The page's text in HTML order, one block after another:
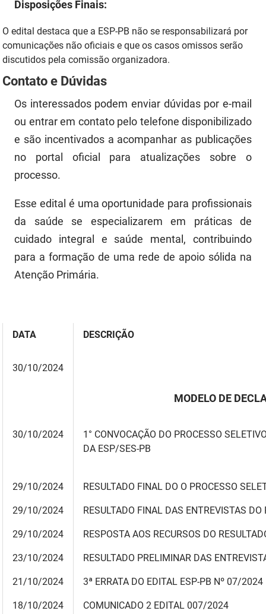
Disposições Finais:
O edital destaca que a ESP-PB não se responsabilizará por
comunicações não oficiais e que os casos omissos serão
discutidos pela comissão organizadora.
Contato e Dúvidas
Os interessados podem enviar dúvidas por e-mail
ou entrar em contato pelo telefone disponibilizado
e são incentivados a acompanhar as publicações
no portal oficial para atualizações sobre o
processo.
Esse edital é uma oportunidade para profissionais
da saúde se especializarem em práticas de
cuidado integral e saúde mental, contribuindo
para a formação de uma rede de apoio sólida na
Atenção Primária.
DATA DESCRIÇÃO
30/10/2024
MODELO DE
30/10/2024
1° CONVOCAÇÃO DO PROCESSO
DA ESP/SES-PB
29/10/2024 RESULTADO FINAL DO O PROCESSO
29/10/2024 RESULTADO FINAL DAS ENTREVISTAS DO
29/10/2024 RESPOSTA AOS RECURSOS DO
23/10/2024 RESULTADO PRELIMINAR DAS
21/10/2024 3ª ERRATA DO EDITAL ESP-PB Nº 07/2024
18/10/2024 COMUNICADO 2 EDITAL 007/2024